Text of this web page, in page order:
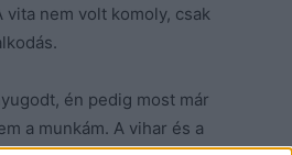
nem volt komoly, csak
én pedig most már
a munkám. A vihar és a